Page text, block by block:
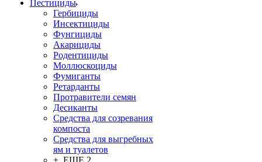
Пестициды
Гербициды
Инсектициды
Фунгициды
Акарициды
Родентициды
Моллюскоциды
Фумиганты
Ретарданты
Протравители семян
Десиканты
Средства для созревания
компоста
Средства для выгребных
ям и туалетов
+ ЕЩЕ 2